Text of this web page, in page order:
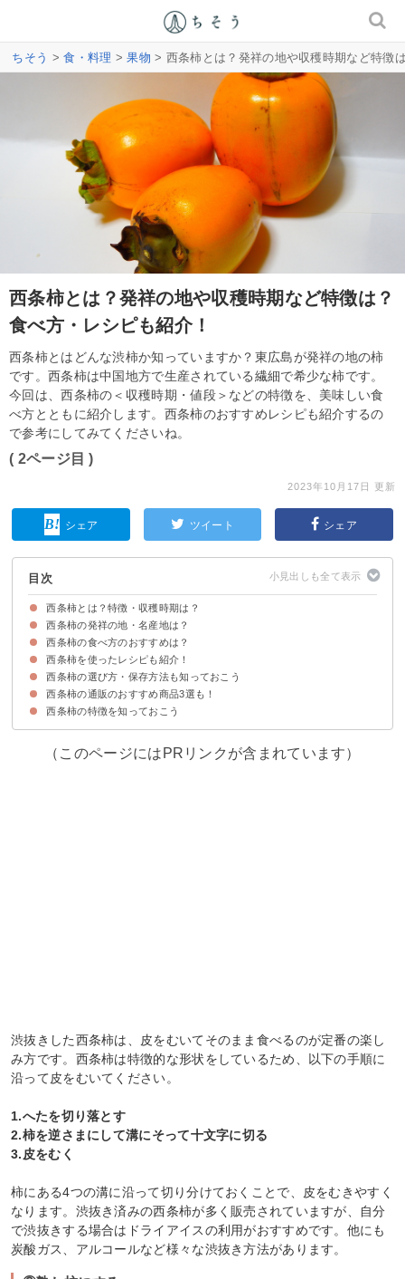
ちそう >食・料理 >果物 > 西条柿とは？発祥の地や収穫時期など特徴
西条柿とは？発祥の地や収穫時期など特徴は？
食べ方・レシピも紹介！
西条柿とはどんな渋柿か知っていますか？東広島が発祥の地の柿
です。西条柿は中国地方で生産されている繊細で希少な柿です。
今回は、西条柿の＜収穫時期・値段＞などの特徴を、美味しい食
べ方とともに紹介します。西条柿のおすすめレシピも紹介するの
で参考にしてみてくださいね。
( 2ページ目 )
2023年10月17日 更新
シェア ツイート シェア
目次
西条柿とは？特徴・収穫時期は？
西条柿とは糖度の高い渋柿
西条柿の収穫時期
西条柿の値段
西条柿の発祥の地・名産地は？
西条柿の発祥は「東広島市」
西条柿の名産地は「島根県」
西条柿の食べ方のおすすめは？
①渋抜きしてそのまま食べる
②熟し柿にする
③干し柿にする
④冷やしてシャーベットにする
西条柿を使ったレシピも紹介！
①西条柿の白和え
②西条柿のゼリー
西条柿の選び方・保存方法も知っておこう
西条柿の選び方・食べ頃の見極め
西条柿は追熟度合いによって冷凍・冷蔵で保存しよう
西条柿の通販のおすすめ商品3選も！
①渋抜き 西条柿5キロ詰（約28玉入） 鳥取県産 訳あり（ご自宅用）（4,980
②島根特産西条柿あわせ柿 冷蔵個装パック５kg箱(L～4L)（5,780円）
③島根産 ”スイートパーシモン あんぽ柿” 15～18玉 約700g 化粧箱（4,980
西条柿の特徴を知っておこう
（このページにはPRリンクが含まれています）
渋抜きした西条柿は、皮をむいてそのまま食べるのが定番の楽し
み方です。西条柿は特徴的な形状をしているため、以下の手順に
沿って皮をむいてください。
1.へたを切り落とす
2.柿を逆さまにして溝にそって十文字に切る
3.皮をむく
柿にある4つの溝に沿って切り分けておくことで、皮をむきやすく
なります。渋抜き済みの西条柿が多く販売されていますが、自分
で渋抜きする場合はドライアイスの利用がおすすめです。他にも
炭酸ガス、アルコールなど様々な渋抜き方法があります。